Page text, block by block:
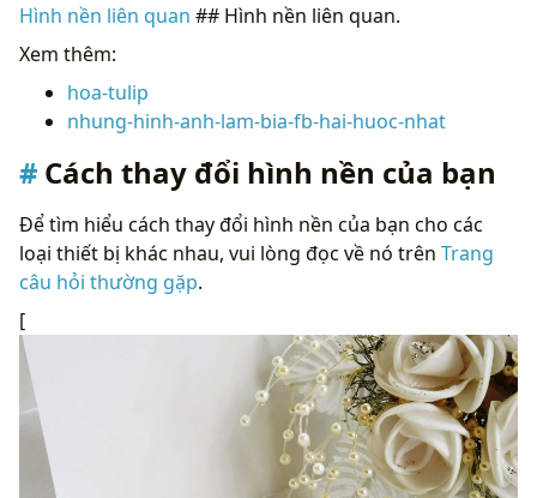
Hình nền liên quan ## Hình nền liên quan.
Xem thêm:
hoa-tulip
nhung-hinh-anh-lam-bia-fb-hai-huoc-nhat
Cách thay đổi hình nền của bạn
Để tìm hiểu cách thay đổi hình nền của bạn cho các
loại thiết bị khác nhau, vui lòng đọc về nó trên Trang
câu hỏi thường gặp.
[